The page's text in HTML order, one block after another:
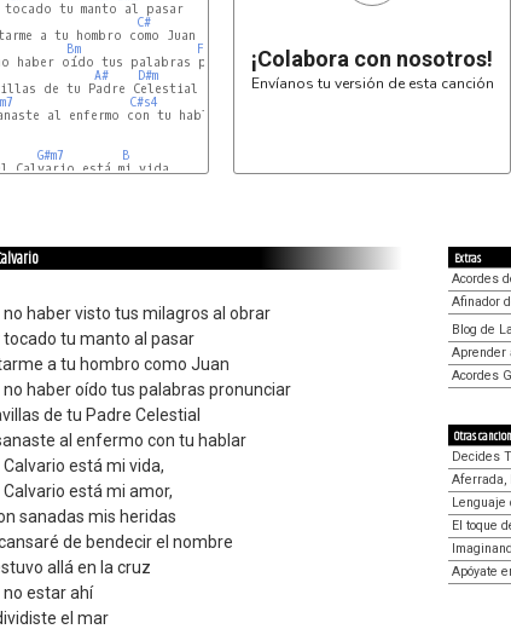
tocado tu manto al pasar
C#
Bm
F#
A#
D#m
de tu Padre Celestial
C#s4
al enfermo con tu hablar
G#m7
B
¡Colabora con nosotros!
Envíanos tu versión de esta canción
no haber visto tus milagros al obrar
tocado tu manto al pasar
a tu hombro como Juan
no haber oído tus palabras pronunciar
de tu Padre Celestial
al enfermo con tu hablar
está mi vida,
está mi amor,
sanadas mis heridas
de bendecir el nombre
allá en la cruz
no estar ahí
el mar
Extras
Acordes
Afinador
Blog de
Aprender
Acordes
Otras
Decides
Aferrada,
Lenguaje
El toque
Apóyate